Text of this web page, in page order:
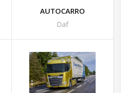
AUTOCARRO
Daf